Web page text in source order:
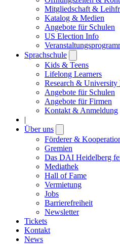
Mitgliedschaft &
Katalog & Medien
Angebote für Schulen
US Election Info
Sprachschule
submenu
Kids & Teens
Lifelong Learners
Research &
Angebote für Schulen
Angebote für Firmen
Kontakt & Anmeldung
|
Über uns
submenu
Förderer &
Gremien
Das DAI Heidelberg
Mediathek
Hall of Fame
Vermietung
Jobs
Barrierefreiheit
Newsletter
Tickets
Kontakt
News